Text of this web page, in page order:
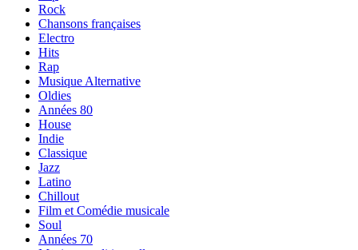
Rock
Chansons françaises
Electro
Hits
Rap
Musique Alternative
Oldies
Années 80
House
Indie
Classique
Jazz
Latino
Chillout
Film et Comédie musicale
Soul
Années 70